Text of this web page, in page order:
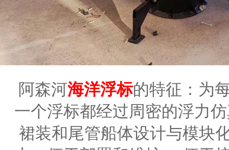
阿森河海洋浮标的特征：为
一个浮标都经过周密的浮力
裙装和尾管船体设计与模块